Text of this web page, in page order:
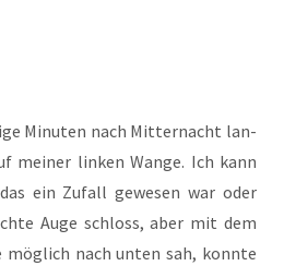
Minu­ten nach Mit­ter­nacht lan­
mei­ner lin­ken Wan­ge. Ich kann
ein Zufall gewe­sen war oder
Auge schloss, aber mit dem
mög­lich nach unten sah, konn­te